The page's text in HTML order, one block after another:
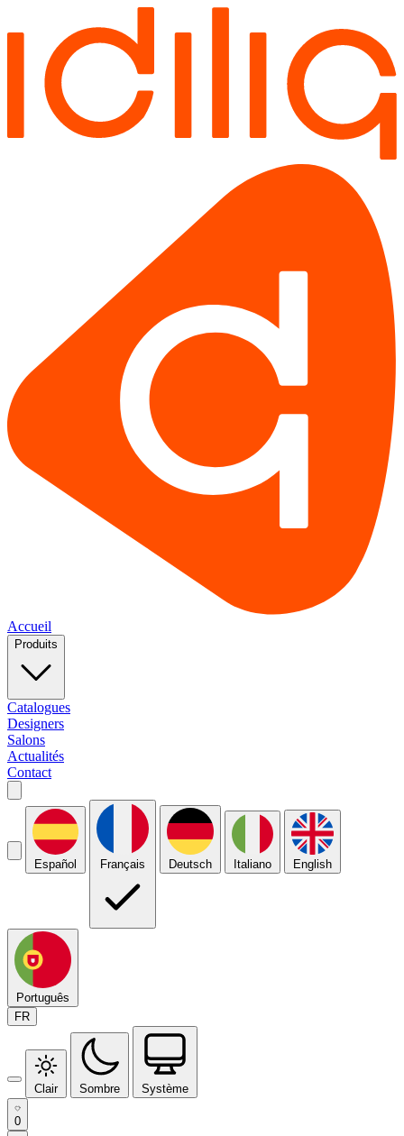
Accueil
Produits
Catalogues
Designers
Salons
Actualités
Contact
Español Français Deutsch Italiano English
Português
FR
Clair Sombre Système
0